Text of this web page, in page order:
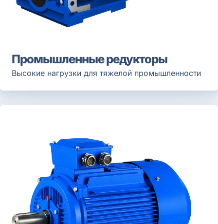
Промышленные редукторы
Высокие нагрузки для тяжелой промышленности